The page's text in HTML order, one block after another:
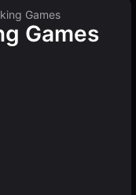
Games
Games